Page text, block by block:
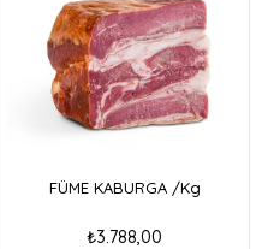
FÜME KABURGA /Kg
₺3.788,00